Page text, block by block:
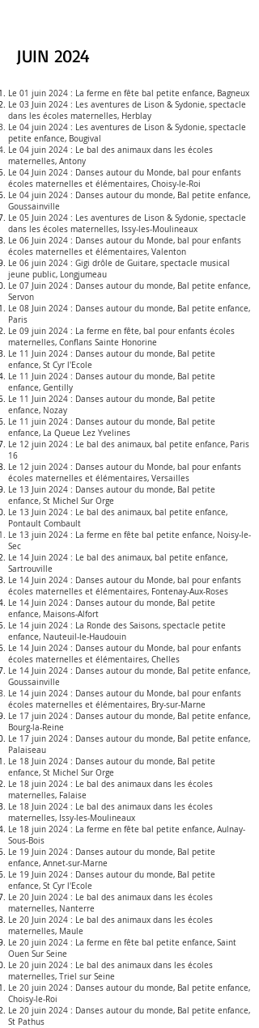
JUIN 2024
Le 01 juin 2024 : La ferme en fête bal petite enfance, Bagneux
Le 03 Juin 2024 : Les aventures de Lison & Sydonie, spectacle
dans les écoles maternelles, Herblay
Le 04 juin 2024 : Les aventures de Lison & Sydonie, spectacle
petite enfance, Bougival
Le 04 juin 2024 : Le bal des animaux dans les écoles
maternelles, Antony
Le 04 Juin 2024 : Danses autour du Monde, bal pour enfants
écoles maternelles et élémentaires, Choisy-le-Roi
Le 04 juin 2024 : Danses autour du monde, Bal petite enfance,
Goussainville
Le 05 Juin 2024 : Les aventures de Lison & Sydonie, spectacle
dans les écoles maternelles, Issy-les-Moulineaux
Le 06 Juin 2024 : Danses autour du Monde, bal pour enfants
écoles maternelles et élémentaires, Valenton
Le 06 juin 2024 : Gigi drôle de Guitare, spectacle musical
jeune public, Longjumeau
Le 07 Juin 2024 : Danses autour du monde, Bal petite enfance,
Servon
Le 08 Juin 2024 : Danses autour du monde, Bal petite enfance,
Paris
Le 09 juin 2024 : La ferme en fête, bal pour enfants écoles
maternelles, Conflans Sainte Honorine
Le 11 Juin 2024 : Danses autour du monde, Bal petite
enfance, St Cyr l'Ecole
Le 11 Juin 2024 : Danses autour du monde, Bal petite
enfance, Gentilly
Le 11 Juin 2024 : Danses autour du monde, Bal petite
enfance, Nozay
Le 11 juin 2024 : Danses autour du monde, Bal petite
enfance, La Queue Lez Yvelines
Le 12 juin 2024 : Le bal des animaux, bal petite enfance, Paris
16
Le 12 juin 2024 : Danses autour du Monde, bal pour enfants
écoles maternelles et élémentaires, Versailles
Le 13 Juin 2024 : Danses autour du monde, Bal petite
enfance, St Michel Sur Orge
Le 13 Juin 2024 : Le bal des animaux, bal petite enfance,
Pontault Combault
Le 13 juin 2024 : La ferme en fête bal petite enfance, Noisy-le-
Sec
Le 14 Juin 2024 : Le bal des animaux, bal petite enfance,
Sartrouville
Le 14 Juin 2024 : Danses autour du Monde, bal pour enfants
écoles maternelles et élémentaires, Fontenay-Aux-Roses
Le 14 Juin 2024 : Danses autour du monde, Bal petite
enfance, Maisons-Alfort
Le 14 juin 2024 : La Ronde des Saisons, spectacle petite
enfance, Nauteuil-le-Haudouin
Le 14 Juin 2024 : Danses autour du Monde, bal pour enfants
écoles maternelles et élémentaires, Chelles
Le 14 Juin 2024 : Danses autour du monde, Bal petite enfance,
Goussainville
Le 14 juin 2024 : Danses autour du Monde, bal pour enfants
écoles maternelles et élémentaires, Bry-sur-Marne
Le 17 juin 2024 : Danses autour du monde, Bal petite enfance,
Bourg-la-Reine
Le 17 juin 2024 : Danses autour du monde, Bal petite enfance,
Palaiseau
Le 18 Juin 2024 : Danses autour du monde, Bal petite
enfance, St Michel Sur Orge
Le 18 juin 2024 : Le bal des animaux dans les écoles
maternelles, Falaise
Le 18 Juin 2024 : Le bal des animaux dans les écoles
maternelles, Issy-les-Moulineaux
Le 18 juin 2024 : La ferme en fête bal petite enfance, Aulnay-
Sous-Bois
Le 19 Juin 2024 : Danses autour du monde, Bal petite
enfance, Annet-sur-Marne
Le 19 Juin 2024 : Danses autour du monde, Bal petite
enfance, St Cyr l'Ecole
Le 20 Juin 2024 : Le bal des animaux dans les écoles
maternelles, Nanterre
Le 20 Juin 2024 : Le bal des animaux dans les écoles
maternelles, Maule
Le 20 juin 2024 : La ferme en fête bal petite enfance, Saint
Ouen Sur Seine
Le 20 juin 2024 : Le bal des animaux dans les écoles
maternelles, Triel sur Seine
Le 20 juin 2024 : Danses autour du monde, Bal petite enfance,
Choisy-le-Roi
Le 20 juin 2024 : Danses autour du monde, Bal petite enfance,
St Pathus